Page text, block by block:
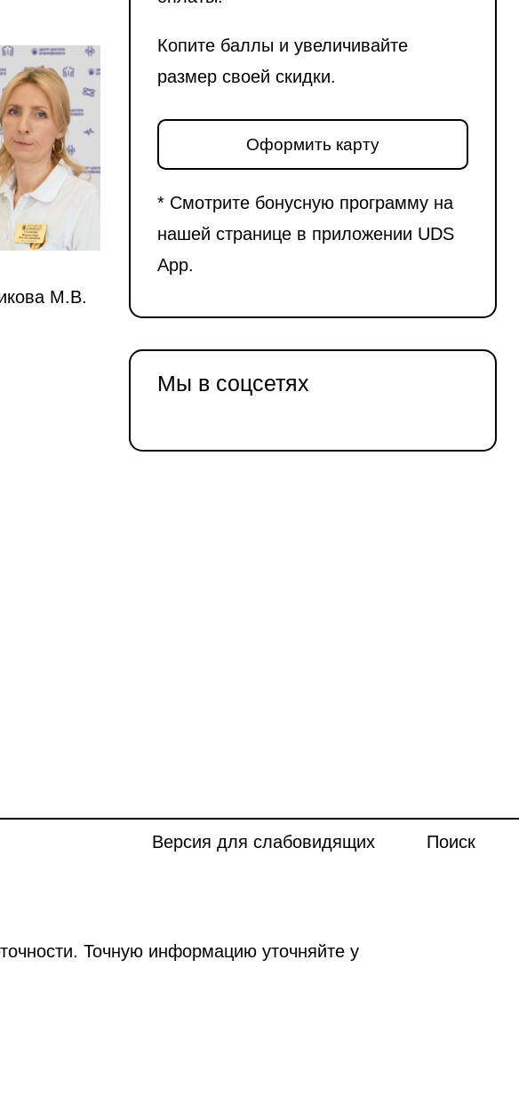
Копите баллы и увеличивайте
размер своей скидки.
Оформить карту
* Смотрите бонусную программу на
нашей странице в приложении UDS
App.
Мы в соцсетях
М.В.
Версия для слабовидящих Поиск
Точную информацию уточняйте у